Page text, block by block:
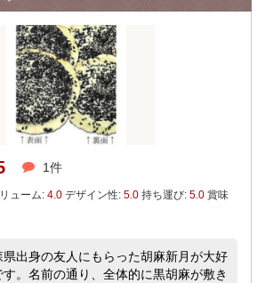
1件
ューム: 4.0 デザイン性: 5.0 持ち運び: 5.0 賞味
県出身の友人にもらった胡麻新月が大好
す。名前の通り、全体的に黒胡麻が敷き